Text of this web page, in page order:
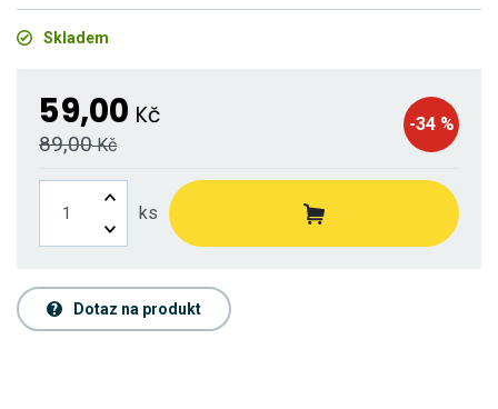
Skladem
59,00 Kč
89,00 Kč
-34 %
ks
Dotaz na produkt